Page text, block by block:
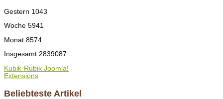
Gestern 1043
Woche 5941
Monat 8574
Insgesamt 2839087
Kubik-Rubik Joomla!
Extensions
Beliebteste Artikel